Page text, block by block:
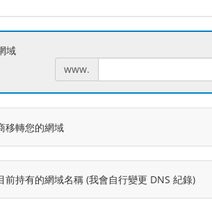
域
www.
移轉您的網域
前持有的網域名稱 (我會自行變更 DNS 紀錄)